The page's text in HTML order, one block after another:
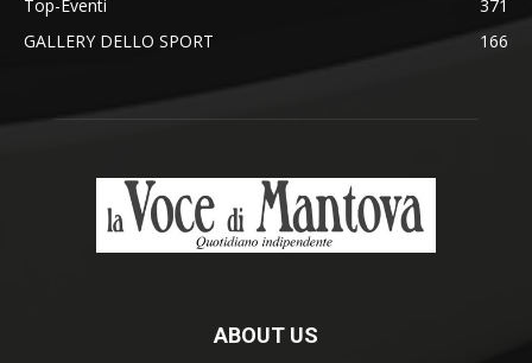
Top-Eventi
371
GALLERY DELLO SPORT
166
ABOUT US